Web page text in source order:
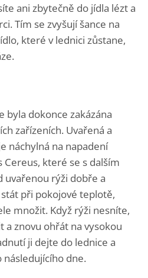
ani zbytečně do jídla lézt a
Tím se zvyšují šance na
které v lednici zůstane,
byla dokonce zakázána
zařízeních. Uvařená a
náchylná na napadení
které se s dalším
uvařenou rýži dobře a
při pokojové teplotě,
množit. Když rýži nesníte,
a znovu ohřát na vysokou
ji dejte do lednice a
dne.